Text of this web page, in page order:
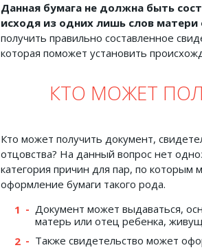
Данная бумага не должна быть
исходя из одних лишь слов матери
получить правильно составленное
которая поможет установить
КТО МОЖЕТ
Кто может получить документ,
отцовства? На данный вопрос нет
категория причин для пар, по которым
оформление бумаги такого рода.
Документ может выдаваться,
матерь или отец ребенка,
Также свидетельство может